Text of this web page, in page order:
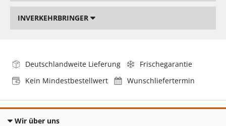
INVERKEHRBRINGER
Deutschlandweite Lieferung
Frischegarantie
Kein Mindestbestellwert
Wunschliefertermin
Wir über uns